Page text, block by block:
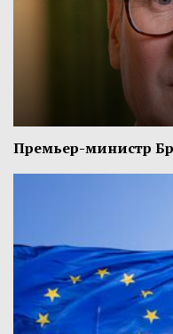
Премьер-министр